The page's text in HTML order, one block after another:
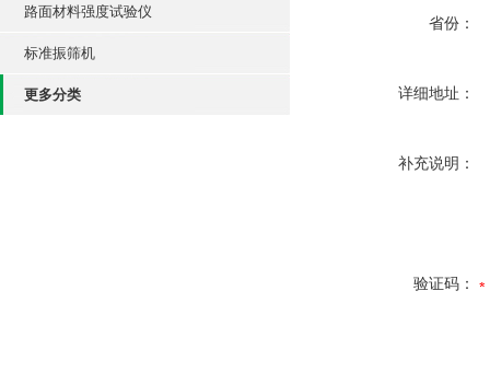
路面材料强度试验仪
标准振筛机
更多分类
省份：
详细地址：
补充说明：
验证码：